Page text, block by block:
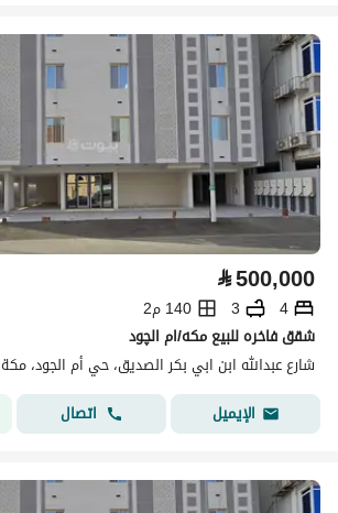
⃁500,000
4
3
140 م2
شقق فاخره للبيع مكه/ام الچود
شارع عبدالله ابن ابي بكر الصديق، حي أم الجود، مكة
الإيميل
اتصال